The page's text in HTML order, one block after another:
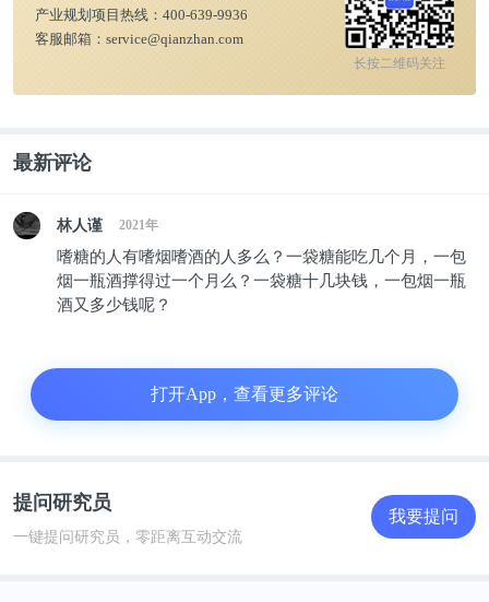
产业规划项目热线： 400-639-9936
客服邮箱： service@qianzhan.com
长按二维码关注
最新评论
林人谨 2021年
嗜糖的人有嗜烟嗜酒的人多么？一袋糖能吃几个月，一包
烟一瓶酒撑得过一个月么？一袋糖十几块钱，一包烟一瓶
酒又多少钱呢？
打开App，查看更多评论
提问研究员
一键提问研究员，零距离互动交流
我要提问